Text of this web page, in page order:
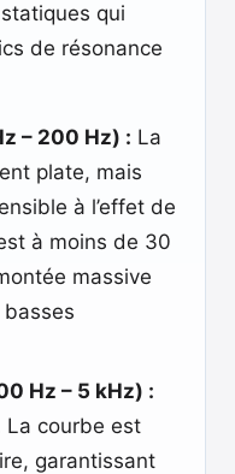
qui
de résonance
– 200 Hz) : La
plate, mais
à l’effet de
à moins de 30
massive
basses
Hz – 5 kHz) :
La courbe est
garantissant